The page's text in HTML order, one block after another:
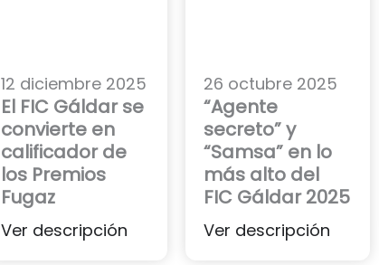
12 diciembre 2025
El FIC Gáldar se
convierte en
calificador de
los Premios
Fugaz
Ver descripción
26 octubre 2025
“Agente
secreto” y
“Samsa” en lo
más alto del
FIC Gáldar 2025
Ver descripción